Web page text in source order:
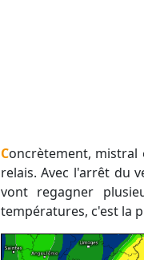
Concrètement, mistral et tramontane vont cesser en fin de semaine et c'est le vent marin qui va prendre le
relais. Avec l'arrêt du
vont regagner
températures, c'est la